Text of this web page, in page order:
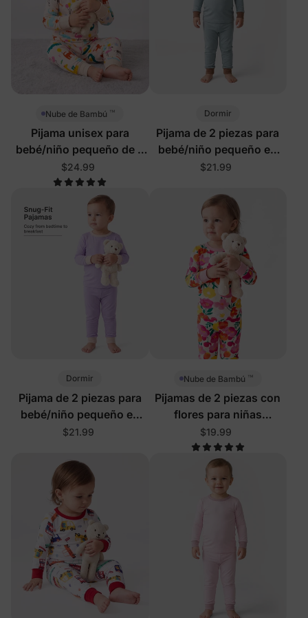
Nube de Bambú ™
Pijama unisex para
bebé/niño pequeño de 2
piezas con animales de
cumpleaños
$24.99
Dormir
Pijama de 2 piezas para
bebé/niño pequeño en
verde
$21.99
Dormir
Pijama de 2 piezas para
bebé/niño pequeño en
color morado
$21.99
Nube de Bambú ™
Pijamas de 2 piezas con
flores para niñas
bebés/niñas pequeñas
$19.99